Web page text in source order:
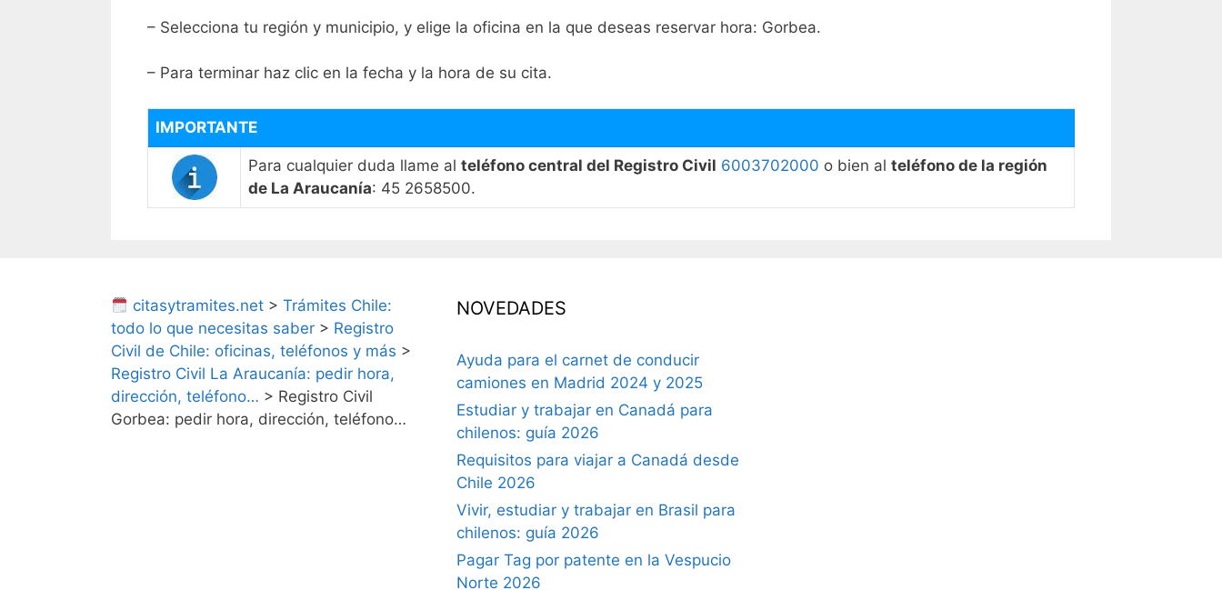
– Selecciona tu región y municipio, y elige la oficina en la que deseas reservar hora: Gorbea.
– Para terminar haz clic en la fecha y la hora de su cita.
IMPORTANTE
Para cualquier duda llame al teléfono central del Registro Civil 6003702000 o bien al teléfono de la región
de La Araucanía: 45 2658500.
citasytramites.net >Trámites Chile:
todo lo que necesitas saber > Registro
Civil de Chile: oficinas, teléfonos y más >
Registro Civil La Araucanía: pedir hora,
dirección, teléfono… > Registro Civil
Gorbea: pedir hora, dirección, teléfono…
NOVEDADES
Ayuda para el carnet de conducir
camiones en Madrid 2024 y 2025
Estudiar y trabajar en Canadá para
chilenos: guía 2026
Requisitos para viajar a Canadá desde
Chile 2026
Vivir, estudiar y trabajar en Brasil para
chilenos: guía 2026
Pagar Tag por patente en la Vespucio
Norte 2026